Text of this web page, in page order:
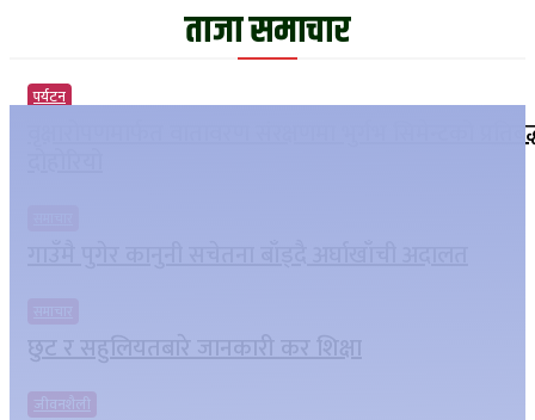
ताजा समाचार
पर्यटन
वृक्षारोपणमार्फत वातावरण संरक्षणमा भुर्गभ सिमेन्टको
छुट र सहुलियतबारे जानकारी कर शिक्षा
जीवनशैली